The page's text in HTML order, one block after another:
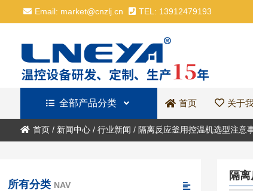
Email: market@cnzlj.cn TEL: 13912479193
全部产品分类 首页 关于
首页/ 新闻中心/ 行业新闻 / 隔离反应釜用控温机选型注意
隔
所有分类 NAV